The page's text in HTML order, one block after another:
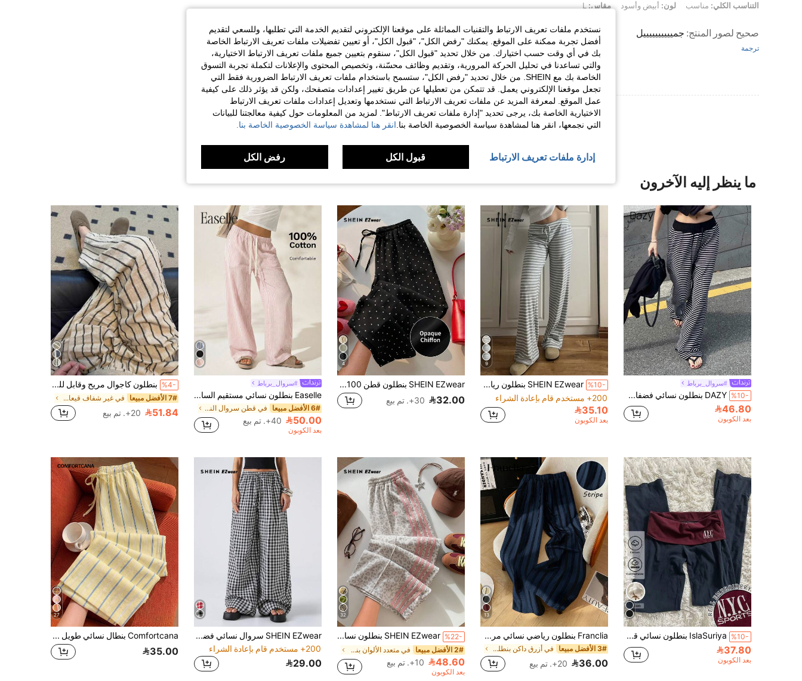
التناسب الكلي: مناسب, لون: أبيض وأسود, مقاس: L
التناسب الكلي: مناسب لون: أبيض وأسود مقاس:L
صحيح لصور المنتج: جمييييييييييل
ترجمة
مفيد (0)
عرض المزيد من المراجعات
ما ينظر إليه الآخرون
#سروال_برباط
%10- DAZY بنطلون نسائي فضفاض بحزام خصر ملون متباين ورباط سحب، منخفض الخصر، مناسب لجميع الفصول والخريف والمدرسة
46.80
بعد الكوبون
9
%10-
SHEIN EZwear بنطلون رياضي فضفاض بسحاب كسا مخطط منخفض الخصر للنساء للارتداء في المنزل
200+ مستخدم قام بإعادة الشراء
35.10
بعد الكوبون
4
SHEIN EZwear بنطلون قطن 100% كاجوال بطراز عطلة مع طباعة نقاط وخصر رباط فضفاض وساق واسعة
32.00 30+. تم بيع
#سروال_برباط
Easelle بنطلون نسائي مستقيم الساق مع خصر قابل للسحب وجيوب، مناسب للارتداء اليومي، قماش مرن وعملي
6# الأفضل مبيعا في قطن سروال النساء
50.00 40+. تم بيع
بعد الكوبون
%4- بنطلون كاجوال مريح وقابل للتنفس من الكتان المخطط، مناسب للارتداء المنزلي واليومي في الربيع
7# الأفضل مبيعا في غير شفاف قيعان النساء
51.84 20+. تم بيع
%10- IslaSuriya بنطلون نسائي قطني واسع الساق، بنطلون كاجوال متعدد الاستخدامات
37.80
بعد الكوبون
13
Franclia بنطلون رياضي نسائي مرن خفيف الوزن مخطط للربيع والصيف، قصة فضفاضة مريحة وملائمة للشكل
3# الأفضل مبيعا في أزرق داكن بنطلون كاجوال
36.00 20+. تم بيع
32
%22- SHEIN EZwear بنطلون نسائي فضفاض بطبعة نمر وشعار حصان صغير، بتصميم رياضي مع شريط تباين، مناسب للصيف والخريف والشتاء، بنطلون ساق واسعة باللون البني، بدلة رياضية لكأس العالم والفعاليات الرياضية المختلفة، بضائع مشجعي الرياضة
2# الأفضل مبيعا في متعدد الألوان بنطال رياضي للنساء
48.60 10+. تم بيع
بعد الكوبون
SHEIN EZwear سروال نسائي فضفاض واسع الساق مربع مع ربطة أمامية ، ملابس يومية عفوية ، ملابس رمضان
200+ مستخدم قام بإعادة الشراء
29.00
27
Comfortcana بنطال نسائي طويل واسع الساق فضفاض كاجوال مخطط مع ربطة خصر
35.00
نستخدم ملفات تعريف الارتباط والتقنيات المماثلة على موقعنا الإلكتروني لتقديم الخدمة التي تطلبها، وللسعي لتقديم
أفضل تجربة ممكنة على الموقع. يمكنك "رفض الكل"، "قبول الكل"، أو تعيين تفضيلات ملفات تعريف الارتباط الخاصة
بك في أي وقت حسب اختيارك. من خلال تحديد "قبول الكل"، سنقوم بتعيين جميع ملفات تعريف الارتباط الاختيارية،
والتي تساعدنا في تحليل الحركة المرورية، وتقديم وظائف محسّنة، وتخصيص المحتوى والإعلانات لتكملة تجربة التسوق
الخاصة بك مع SHEIN. من خلال تحديد "رفض الكل"، ستسمح باستخدام ملفات تعريف الارتباط الضرورية فقط التي
تجعل موقعنا الإلكتروني يعمل. قد تتمكن من تعطيلها عن طريق تغيير إعدادات متصفحك، ولكن قد يؤثر ذلك على كيفية
عمل الموقع. لمعرفة المزيد عن ملفات تعريف الارتباط التي نستخدمها وتعديل إعدادات ملفات تعريف الارتباط
الاختيارية الخاصة بك، يرجى تحديد "إدارة ملفات تعريف الارتباط". لمزيد من المعلومات حول كيفية معالجتنا للبيانات
التي نجمعها، انقر هنا لمشاهدة سياسة الخصوصية الخاصة بنا. انقر هنا لمشاهدة سياسة الخصوصية الخاصة بنا.
إدارة ملفات تعريف الارتباط قبول الكل رفض الكل